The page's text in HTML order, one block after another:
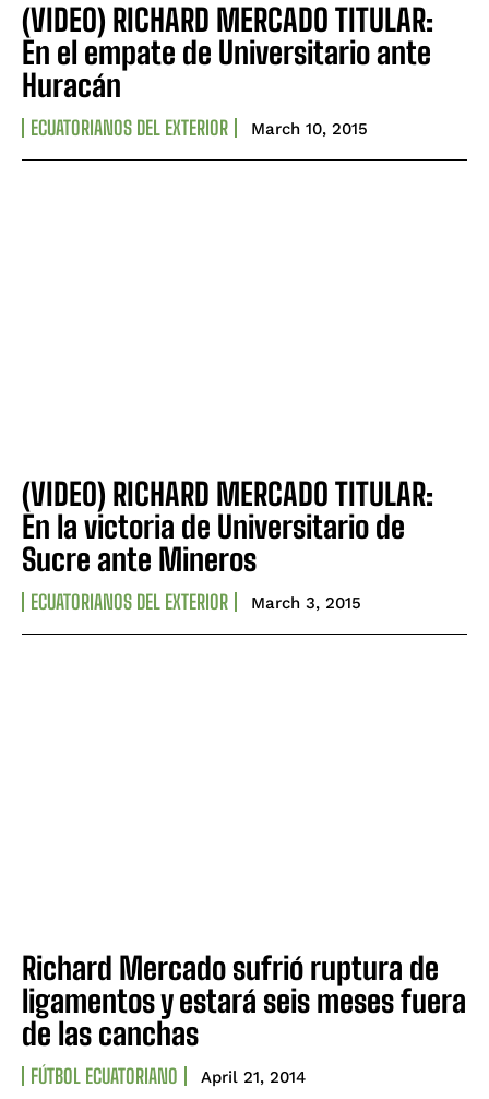
(VIDEO) RICHARD MERCADO TITULAR:
En el empate de Universitario ante
Huracán
ECUATORIANOS DEL EXTERIOR March 10, 2015
(VIDEO) RICHARD MERCADO TITULAR:
En la victoria de Universitario de
Sucre ante Mineros
ECUATORIANOS DEL EXTERIOR March 3, 2015
Richard Mercado sufrió ruptura de
ligamentos y estará seis meses fuera
de las canchas
FÚTBOL ECUATORIANO April 21, 2014